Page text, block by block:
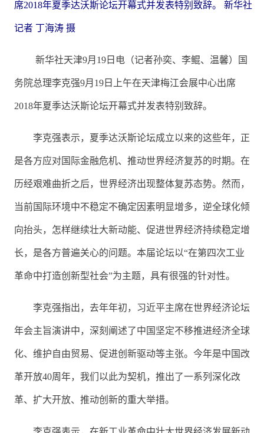
席2018年夏季达沃斯论坛开幕式并发表特别致辞。 新华社
记者 丁海涛 摄
新华社天津9月19日电（记者孙奕、李鲲、温馨）国
务院总理李克强9月19日上午在天津梅江会展中心出席
2018年夏季达沃斯论坛开幕式并发表特别致辞。
李克强表示，夏季达沃斯论坛成立以来的这些年，正
是各方应对国际金融危机、推动世界经济复苏的时期。在
历经艰难曲折之后，世界经济出现整体复苏态势。然而，
当前国际环境中不稳定不确定因素明显增多，逆全球化倾
向抬头，怎样继续壮大新动能、促进世界经济持续稳定增
长，是各方普遍关心的问题。本届论坛以“在第四次工业
革命中打造创新型社会”为主题，具有很强的针对性。
李克强指出，去年年初，习近平主席在世界经济论坛
年会主旨演讲中，深刻阐述了中国坚定不移推进经济全球
化、维护自由贸易、促进创新驱动等主张。今年是中国改
革开放40周年，我们以此为契机，推出了一系列深化改
革、扩大开放、推动创新的重大举措。